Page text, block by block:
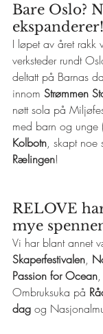
Bare Oslo?
ekspanderer!
I løpet av året
verksteder rundt
deltatt på Barnas
innom Strømmen
nøtt sola på
med barn og unge
Kolbotn, skapt noe
Rælingen!
RELOVE
mye
Vi har blant annet
Skaperfestivalen,
Passion for Ocean
Ombruksuka på
dag og